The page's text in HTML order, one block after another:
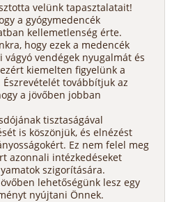
velünk tapasztalatait!
a gyógymedencék
kellemetlenség érte.
hogy ezek a medencék
vendégek nyugalmát és
kiemelten figyelünk a
továbbítjuk az
a jövőben jobban
tisztaságával
is köszönjük, és elnézést
Ez nem felel meg
azonnali intézkedéseket
szigorítására.
lehetőségünk lesz egy
nyújtani Önnek.